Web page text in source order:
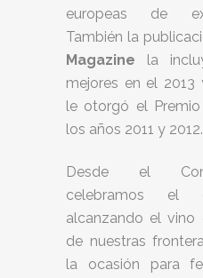
europeas de
También la
Magazine la
mejores en el
le otorgó el
los años 2011 y 2012.
Desde el
celebramos el
alcanzando el vino
de nuestras
la ocasión para